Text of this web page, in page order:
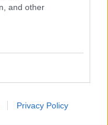
and other
Privacy Policy